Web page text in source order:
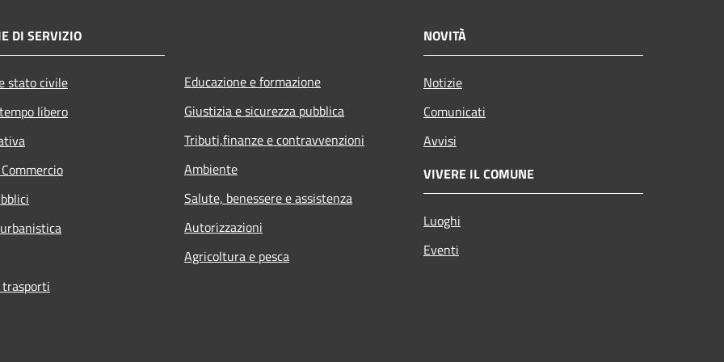
DI SERVIZIO
stato civile
libero
Educazione e formazione
Giustizia e sicurezza pubblica
Tributi,finanze e contravvenzioni
Ambiente
Salute, benessere e assistenza
Autorizzazioni
Agricoltura e pesca
NOVITÀ
Notizie
Comunicati
Avvisi
VIVERE IL COMUNE
Luoghi
Eventi